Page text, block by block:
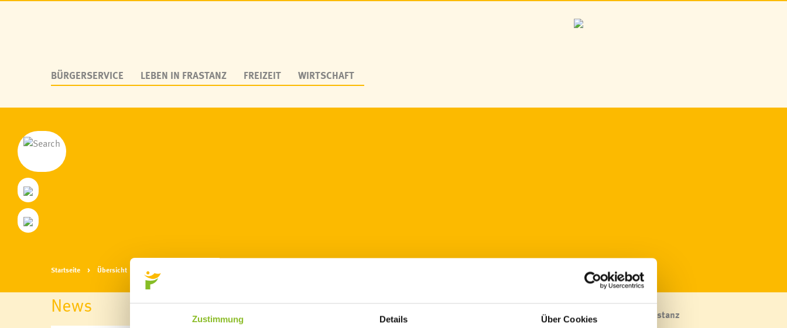
Zustimmung Details Über Cookies
BÜRGERSERVICE LEBEN IN FRASTANZ FREIZEIT WIRTSCHAFT
Startseite Übersicht News
News
Marktgemeinde Frastanz